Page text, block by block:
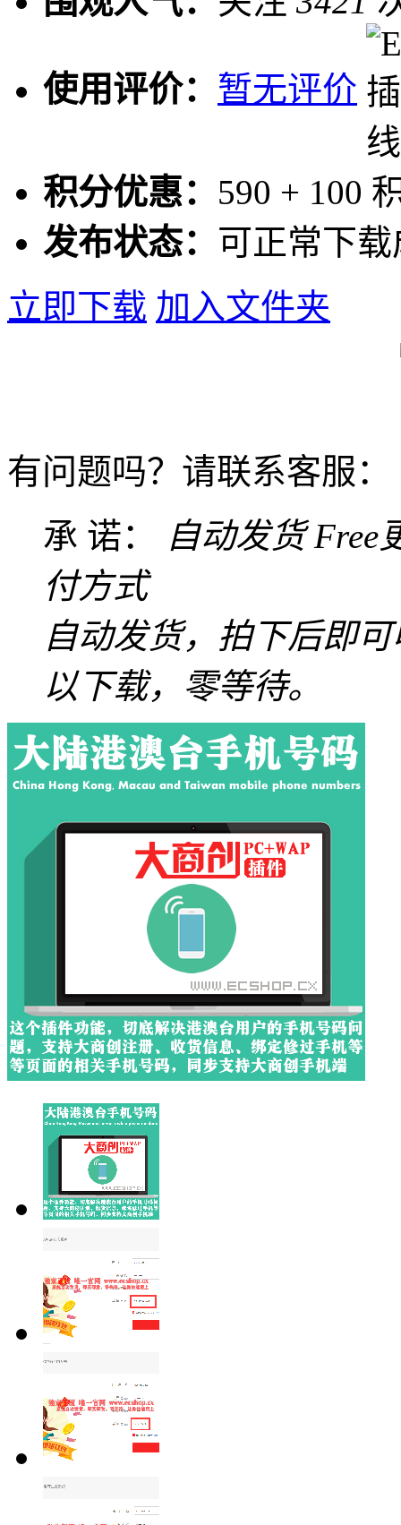
使用评价： 暂无评价
积分优惠： 590 + 100
发布状态： 可正常下
立即下载 加入文件夹
有问题吗？请联系客服：
承 诺：
自动发货 Free
付方式
自动发货，拍下后即
以下载，零等待。